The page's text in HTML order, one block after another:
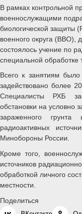
В рамках контрольной
военнослужащими
биологической защиты
военного округа (ВВО),
состоялось учение по
специальной обработке
Всего к занятиям
задействовано более
Специалисты РХБ
обстановки на условно
зараженного
радиоактивных
Минобороны России.
Кроме того,
источников
обработкой личного
местности.
Поделиться